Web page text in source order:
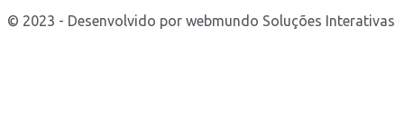
© 2023 - Desenvolvido por webmundo Soluções Interativas